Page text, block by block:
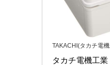
TAKACHI(タカチ電
タカチ電機工業